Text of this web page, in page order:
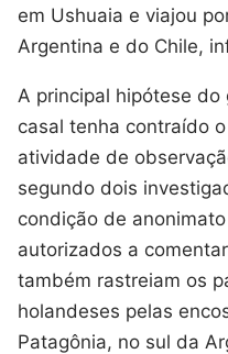
em Ushuaia e viajou
Argentina e do Chile,
A principal hipótese
casal tenha contraído
atividade de
segundo dois
condição de
autorizados a
também rastreiam os
holandeses pelas
Patagônia, no sul da